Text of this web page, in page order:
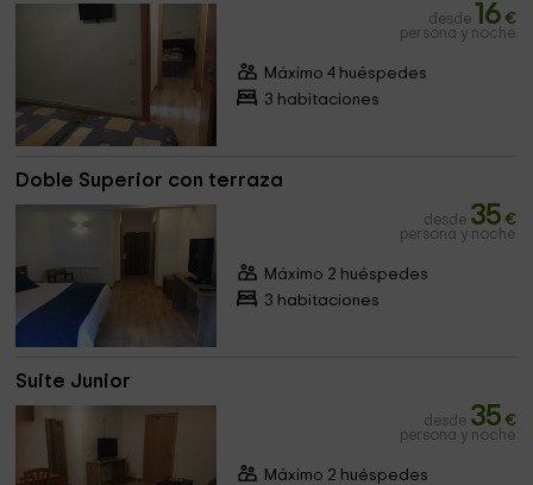
desde 16 €
persona y noche
Máximo 4 huéspedes
3 habitaciones
Doble Superior con terraza
desde 35 €
persona y noche
Máximo 2 huéspedes
3 habitaciones
Suite Junior
desde 35 €
persona y noche
Máximo 2 huéspedes